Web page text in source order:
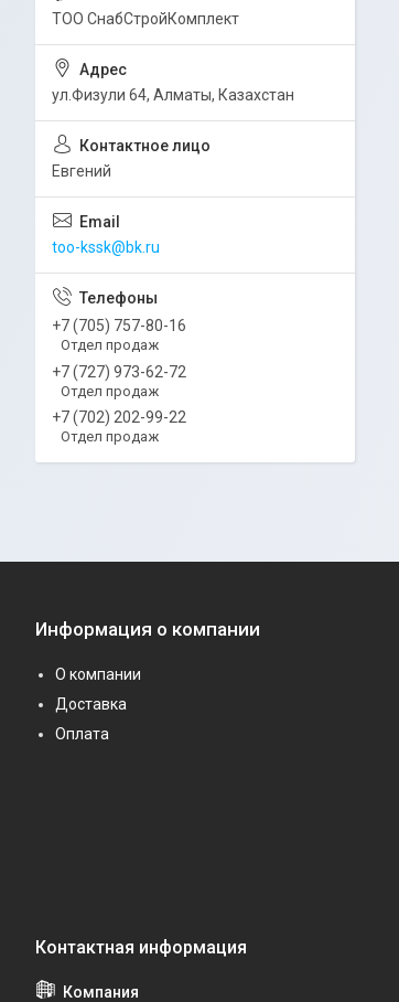
ТОО СнабСтройКомплект
ул.Физули 64, Алматы, Казахстан
Евгений
too-kssk@bk.ru
+7 (705) 757-80-16
Отдел продаж
+7 (727) 973-62-72
Отдел продаж
+7 (702) 202-99-22
Отдел продаж
Информация о компании
О компании
Доставка
Оплата